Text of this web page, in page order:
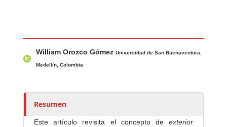
u
r
s
William Orozco GómezUniversidad de San Buenaventura,
Medellín, Colombia
Resumen
Este artículo revisita el concepto deexterior